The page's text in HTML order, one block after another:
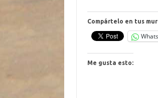
Compártelo en tus
Me gusta esto: